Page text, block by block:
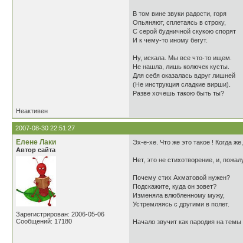
В том вине звуки радости, горя
Опьяняют, сплетаясь в строку,
С серой будничной скукою спорят
И к чему-то иному бегут.
Ну, искала. Мы все что-то ищем.
Не нашла, лишь колючек кусты.
Для себя оказалась вдруг лишней
(Не инструкция сладкие вирши).
Разве хочешь такою быть ты?
Неактивен
2007-08-30 22:51:27
Елене Лаки
Автор сайта
Зарегистрирован: 2006-05-06
Сообщений: 17180
Эх-е-хе. Что же это такое ! Когда
Нет, это не стихотворение, и,
Почему стих Ахматовой нужен?
Подскажите, куда он зовет?
Изменяла влюбленному мужу,
Устремляясь с другими в полет.
Начало звучит как пародия на